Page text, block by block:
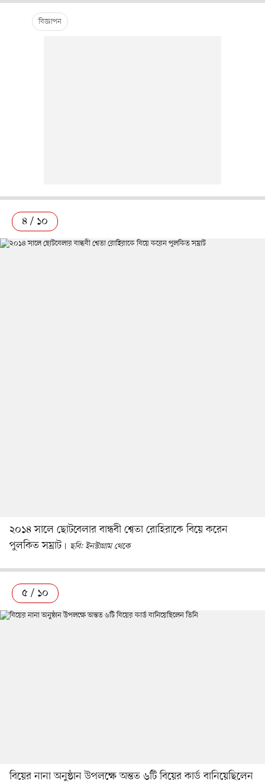
৪ / ১০
২০১৪ সালে ছোটবেলার বান্ধবী শ্বেতা রোহিরাকে বিয়ে করেন
পুলকিত সম্রাট
ছবি: ইনস্টাগ্রাম থেকে
৫ / ১০
বিয়ের নানা অনুষ্ঠান উপলক্ষে অন্তত ৬টি বিয়ের কার্ড বানিয়েছিলেন